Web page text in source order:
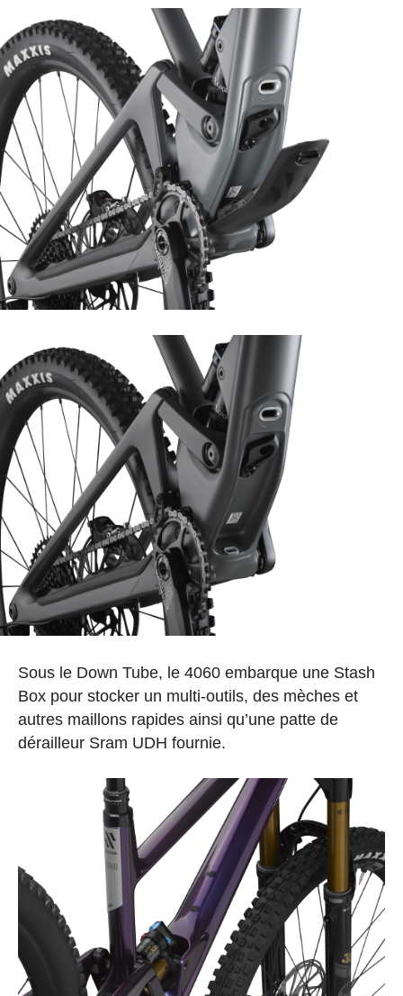
Sous le Down Tube, le 4060 embarque une Stash
Box pour stocker un multi-outils, des mèches et
autres maillons rapides ainsi qu’une patte de
dérailleur Sram UDH fournie.